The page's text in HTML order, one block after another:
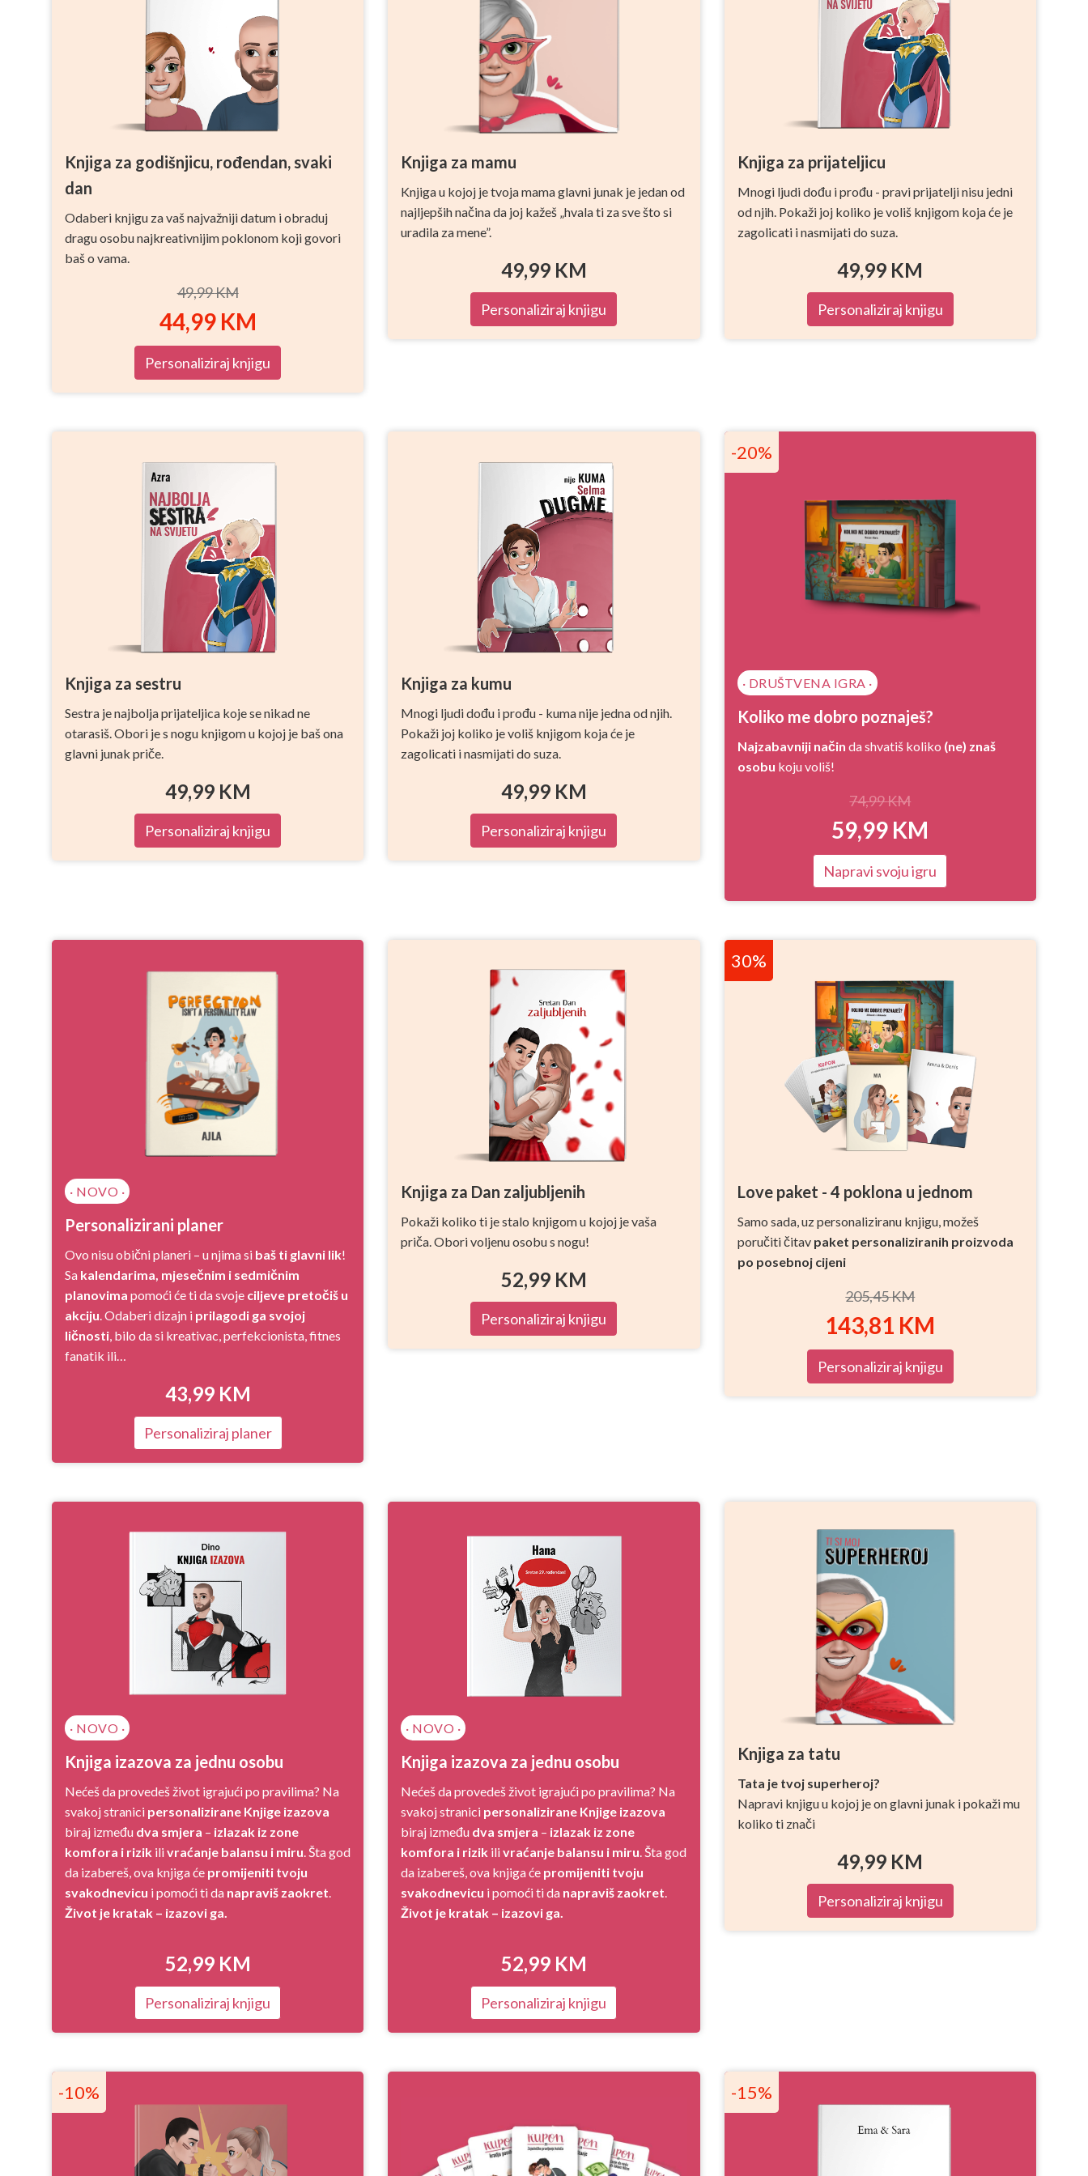
Knjiga za godišnjicu, rođendan, svaki
dan
Odaberi knjigu za vaš najvažniji datum i obraduj
dragu osobu najkreativnijim poklonom koji govori
baš o vama.
49,99KM
44,99 KM
Personaliziraj knjigu
Knjiga za mamu
Knjiga u kojoj je tvoja mama glavni junak je jedan od
najljepših načina da joj kažeš „hvala ti za sve što si
uradila za mene”.
49,99 KM
Personaliziraj knjigu
Knjiga za prijateljicu
Mnogi ljudi dođu i prođu - pravi prijatelji nisu jedni
od njih. Pokaži joj koliko je voliš knjigom koja će je
zagolicati i nasmijati do suza.
49,99 KM
Personaliziraj knjigu
Knjiga za sestru
Sestra je najbolja prijateljica koje se nikad ne
otarasiš. Obori je s nogu knjigom u kojoj je baš ona
glavni junak priče.
49,99 KM
Personaliziraj knjigu
Knjiga za kumu
Mnogi ljudi dođu i prođu - kuma nije jedna od njih.
Pokaži joj koliko je voliš knjigom koja će je
zagolicati i nasmijati do suza.
49,99 KM
Personaliziraj knjigu
-20%
· DRUŠTVENA IGRA ·
Koliko me dobro poznaješ?
Najzabavniji način da shvatiš koliko (ne) znaš
osobu koju voliš!
74,99KM
59,99 KM
Napravi svoju igru
· NOVO ·
Personalizirani planer
Ovo nisu obični planeri – u njima si baš ti glavni lik!
Sa kalendarima, mjesečnim i sedmičnim
planovima pomoći će ti da svoje ciljeve pretočiš u
akciju. Odaberi dizajn i prilagodi ga svojoj
ličnosti, bilo da si kreativac, perfekcionista, fitnes
fanatik ili…
43,99 KM
Personaliziraj planer
Knjiga za Dan zaljubljenih
Pokaži koliko ti je stalo knjigom u kojoj je vaša
priča. Obori voljenu osobu s nogu!
52,99 KM
Personaliziraj knjigu
30%
Love paket - 4 poklona u jednom
Samo sada, uz personaliziranu knjigu, možeš
poručiti čitav paket personaliziranih proizvoda
po posebnoj cijeni
205,45KM
143,81 KM
Personaliziraj knjigu
· NOVO ·
Knjiga izazova za jednu osobu
Nećeš da provedeš život igrajući po pravilima? Na
svakoj stranici personalizirane Knjige izazova
biraj između dva smjera – izlazak iz zone
komfora i rizik ilivraćanje balansu i miru. Šta god
da izabereš, ova knjiga će promijeniti tvoju
svakodnevicu i pomoći ti da napraviš zaokret.
Život je kratak – izazovi ga.
52,99 KM
Personaliziraj knjigu
· NOVO ·
Knjiga izazova za jednu osobu
Nećeš da provedeš život igrajući po pravilima? Na
svakoj stranici personalizirane Knjige izazova
biraj između dva smjera – izlazak iz zone
komfora i rizik ilivraćanje balansu i miru. Šta god
da izabereš, ova knjiga će promijeniti tvoju
svakodnevicu i pomoći ti da napraviš zaokret.
Život je kratak – izazovi ga.
52,99 KM
Personaliziraj knjigu
Knjiga za tatu
Tata je tvoj superheroj?
Napravi knjigu u kojoj je on glavni junak i pokaži mu
koliko ti znači
49,99 KM
Personaliziraj knjigu
-10% -15%